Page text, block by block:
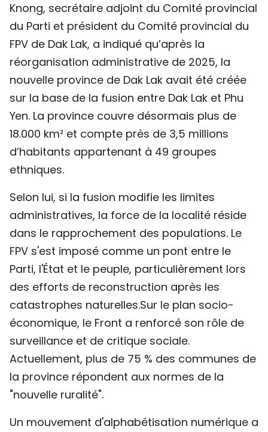
Knong, secrétaire adjoint du Comité provincial
du Parti et président du Comité provincial du
FPV de Dak Lak, a indiqué qu’après la
réorganisation administrative de 2025, la
nouvelle province de Dak Lak avait été créée
sur la base de la fusion entre Dak Lak et Phu
Yen. La province couvre désormais plus de
18.000 km² et compte près de 3,5 millions
d’habitants appartenant à 49 groupes
ethniques.
Selon lui, si la fusion modifie les limites
administratives, la force de la localité réside
dans le rapprochement des populations. Le
FPV s'est imposé comme un pont entre le
Parti, l'État et le peuple, particulièrement lors
des efforts de reconstruction après les
catastrophes naturelles.Sur le plan socio-
économique, le Front a renforcé son rôle de
surveillance et de critique sociale.
Actuellement, plus de 75 % des communes de
la province répondent aux normes de la
"nouvelle ruralité".
Un mouvement d'alphabétisation numérique a